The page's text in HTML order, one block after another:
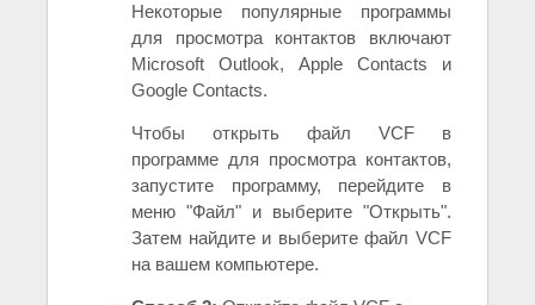
Некоторые популярные программы
для просмотра контактов включают
Microsoft Outlook, Apple Contacts и
Google Contacts.
Чтобы открыть файл VCF в
программе для просмотра контактов,
запустите программу, перейдите в
меню "Файл" и выберите "Открыть".
Затем найдите и выберите файл VCF
на вашем компьютере.